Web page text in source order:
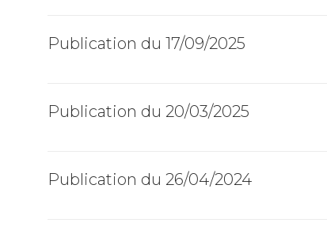
Publication du 17/09/2025
Publication du 20/03/2025
Publication du 26/04/2024